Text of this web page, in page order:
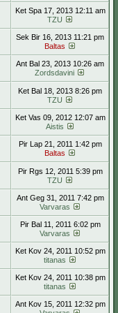
Ket Spa 17, 2013 12:11 am
TZU
Sek Bir 16, 2013 11:21 pm
Baltas
Ant Bal 23, 2013 10:26 am
Zordsdavini
Ket Bal 18, 2013 8:26 pm
TZU
Ket Vas 09, 2012 12:07 am
Aistis
Pir Lap 21, 2011 1:42 pm
Baltas
Pir Rgs 12, 2011 5:39 pm
TZU
Ant Geg 31, 2011 7:42 pm
Varvaras
Pir Bal 11, 2011 6:02 pm
Varvaras
Ket Kov 24, 2011 10:52 pm
titanas
Ket Kov 24, 2011 10:38 pm
titanas
Ant Kov 15, 2011 12:32 pm